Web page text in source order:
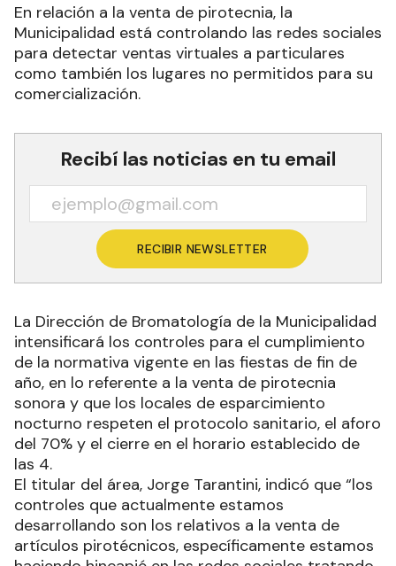
En relación a la venta de pirotecnia, la
Municipalidad está controlando las redes sociales
para detectar ventas virtuales a particulares
como también los lugares no permitidos para su
comercialización.
Recibí las noticias en tu email
RECIBIR NEWSLETTER
La Dirección de Bromatología de la Municipalidad
intensificará los controles para el cumplimiento
de la normativa vigente en las fiestas de fin de
año, en lo referente a la venta de pirotecnia
sonora y que los locales de esparcimiento
nocturno respeten el protocolo sanitario, el aforo
del 70% y el cierre en el horario establecido de
las 4.
El titular del área, Jorge Tarantini, indicó que “los
controles que actualmente estamos
desarrollando son los relativos a la venta de
artículos pirotécnicos, específicamente estamos